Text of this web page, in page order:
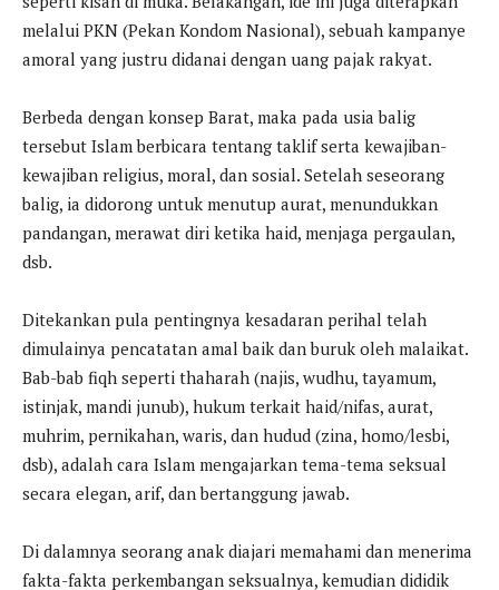
melalui PKN (Pekan Kondom Nasional), sebuah kampanye
amoral yang justru didanai dengan uang pajak rakyat.
Berbeda dengan konsep Barat, maka pada usia balig
tersebut Islam berbicara tentang taklif serta kewajiban-
kewajiban religius, moral, dan sosial. Setelah seseorang
balig, ia didorong untuk menutup aurat, menundukkan
pandangan, merawat diri ketika haid, menjaga pergaulan,
dsb.
Ditekankan pula pentingnya kesadaran perihal telah
dimulainya pencatatan amal baik dan buruk oleh malaikat.
Bab-bab fiqh seperti thaharah (najis, wudhu, tayamum,
istinjak, mandi junub), hukum terkait haid/nifas, aurat,
muhrim, pernikahan, waris, dan hudud (zina, homo/lesbi,
dsb), adalah cara Islam mengajarkan tema-tema seksual
secara elegan, arif, dan bertanggung jawab.
Di dalamnya seorang anak diajari memahami dan menerima
fakta-fakta perkembangan seksualnya, kemudian dididik